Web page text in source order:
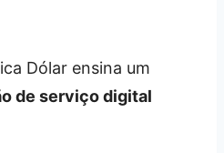
Dólar ensina um
de serviço digital